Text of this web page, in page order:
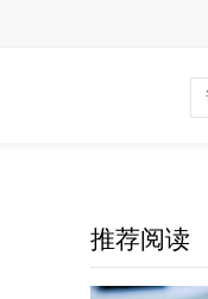
推荐阅读